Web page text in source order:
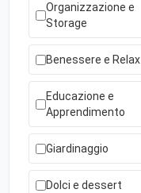
Organizzazione e
Storage
Benessere e Relax
Educazione e
Apprendimento
Giardinaggio
Dolci e dessert